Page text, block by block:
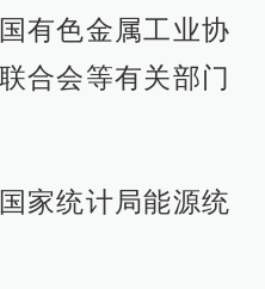
有色金属工业协
合会等有关部门
家统计局能源统